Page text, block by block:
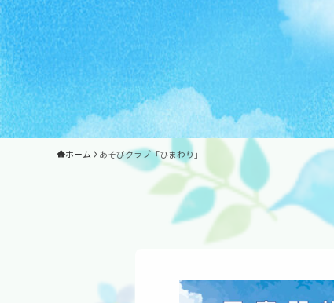
ホーム あそびクラブ「ひまわり」